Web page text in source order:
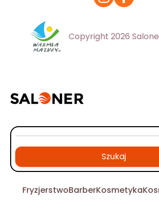
Copyright 2026
Szukaj
FryzjerstwoBarberKosmetyka